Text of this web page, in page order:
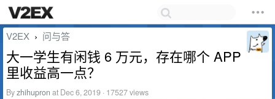
V2EX › 问与答
大一学生有闲钱 6 万元，存在哪个 APP
里收益高一点？
Byzhihupron at Dec 6, 2019 · 17527 views